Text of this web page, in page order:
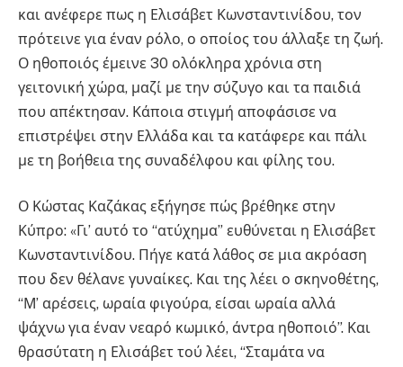
και ανέφερε πως η Ελισάβετ Κωνσταντινίδου, τον
πρότεινε για έναν ρόλο, ο οποίος του άλλαξε τη ζωή.
Ο ηθοποιός έμεινε 30 ολόκληρα χρόνια στη
γειτονική χώρα, μαζί με την σύζυγο και τα παιδιά
που απέκτησαν. Κάποια στιγμή αποφάσισε να
επιστρέψει στην Ελλάδα και τα κατάφερε και πάλι
με τη βοήθεια της συναδέλφου και φίλης του.
Ο Κώστας Καζάκας εξήγησε πώς βρέθηκε στην
Κύπρο: «Γι’ αυτό το “ατύχημα” ευθύνεται η Ελισάβετ
Κωνσταντινίδου. Πήγε κατά λάθος σε μια ακρόαση
που δεν θέλανε γυναίκες. Και της λέει ο σκηνοθέτης,
“Μ’ αρέσεις, ωραία φιγούρα, είσαι ωραία αλλά
ψάχνω για έναν νεαρό κωμικό, άντρα ηθοποιό”. Και
θρασύτατη η Ελισάβετ τού λέει, “Σταμάτα να